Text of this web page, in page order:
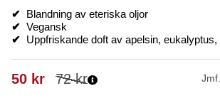
✔ Blandning av eteriska oljor
✔ Vegansk
✔ Uppfriskande doft av apelsin,
72kr
50 kr